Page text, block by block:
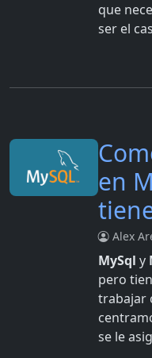
que
ser el
en
Alex
MySql y
pero
trabajar
se le